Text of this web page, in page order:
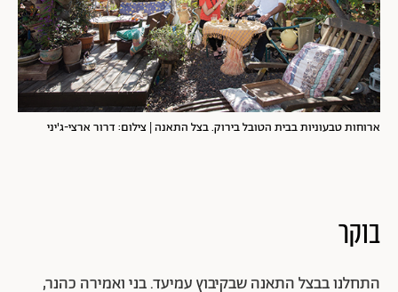
ארוחות טבעוניות בבית הטובל בירוק. בצל התאנה | צילום: דרור ארצי-ג'יני
בוקר
התחלנו בבצל התאנה שבקיבוץ עמיעד. בני ואמירה כהנר,